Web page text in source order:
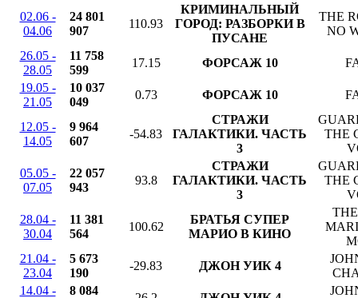
02.06 -
04.06
24 801
907
110.93
КРИМИНАЛЬНЫЙ
ГОРОД: РАЗБОРКИ В
ПУСАНЕ
THE
NO
26.05 -
28.05
11 758
599
17.15 ФОРСАЖ 10
19.05 -
21.05
10 037
049
0.73 ФОРСАЖ 10
12.05 -
14.05
9 964
607
-54.83
СТРАЖИ
ГАЛАКТИКИ. ЧАСТЬ
3
THE
05.05 -
07.05
22 057
943
93.8
СТРАЖИ
ГАЛАКТИКИ. ЧАСТЬ
3
THE
28.04 -
30.04
11 381
564
100.62
БРАТЬЯ СУПЕР
МАРИО В КИНО
21.04 -
23.04
5 673
190
-29.83 ДЖОН УИК 4
14.04 -
8 084